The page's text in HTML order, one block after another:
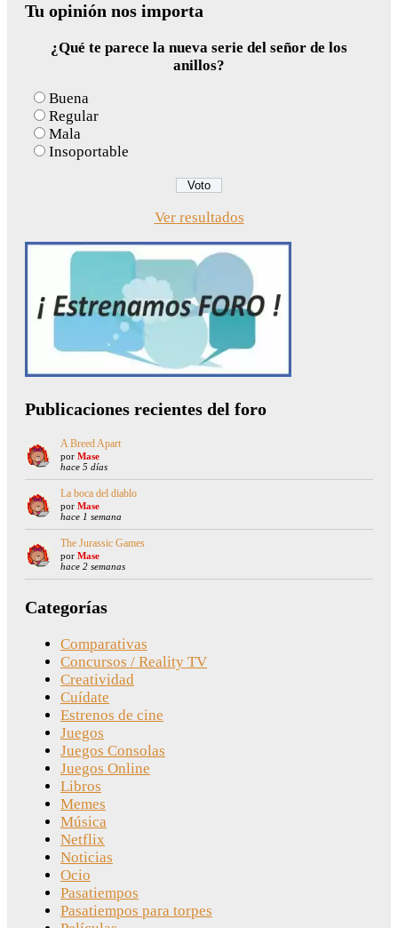
Tu opinión nos importa
¿Qué te parece la nueva serie del señor de los
anillos?
Buena
Regular
Mala
Insoportable
Ver resultados
Publicaciones recientes del foro
A Breed Apart
por Mase
hace 5 días
La boca del diablo
por Mase
hace 1 semana
The Jurassic Games
por Mase
hace 2 semanas
Categorías
Comparativas
Concursos / Reality TV
Creatividad
Cuídate
Estrenos de cine
Juegos
Juegos Consolas
Juegos Online
Libros
Memes
Música
Netflix
Noticias
Ocio
Pasatiempos
Pasatiempos para torpes